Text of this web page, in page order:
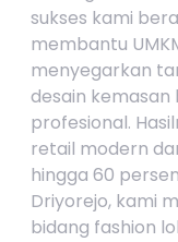
sukses kami
membantu
menyegarkan
desain kemasan
profesional.
retail modern
hingga 60
Driyorejo, kami
bidang fashion